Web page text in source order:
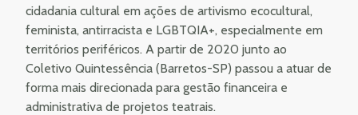
cidadania cultural em ações de artivismo ecocultural,
feminista, antirracista e LGBTQIA+, especialmente em
territórios periféricos. A partir de 2020 junto ao
Coletivo Quintessência (Barretos-SP) passou a atuar de
forma mais direcionada para gestão financeira e
administrativa de projetos teatrais.